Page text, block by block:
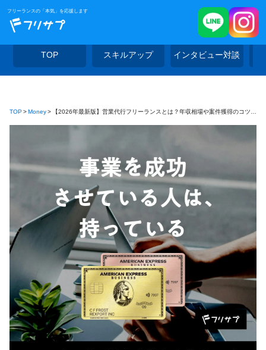
フリーランスの「本気」を応援します
TOP スキルアップ インタビュー対談
TOP Money 【2026年最新版】営業代行フリーランスとは？年収相場や案件獲得のコツを解説